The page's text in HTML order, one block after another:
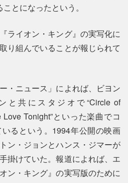
とになったという。
ライオン・キング』の実写化に
り組んでいることが報じられて
・ニュース」によれば、ビヨン
と共にスタジオで“Circle of
Love Tonight”といった楽曲でコ
るという。1994年公開の映画
ン・ジョンとハンス・ジマーが
掛けていた。報道によれば、エ
ン・キング』の実写版のために